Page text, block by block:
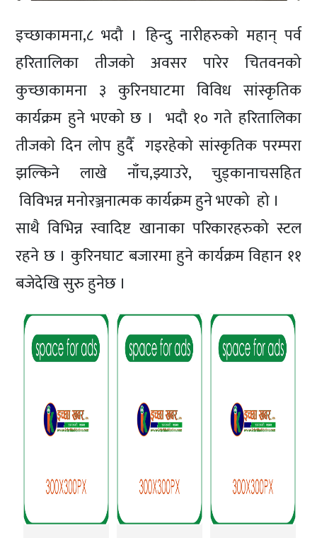
इच्छाकामना,८ भदौ । हिन्दु नारीहरुको महान् पर्व
हरितालिका तीजको अवसर पारेर चितवनको
कुच्छाकामना ३ कुरिनघाटमा विविध सांस्कृतिक
कार्यक्रम हुने भएको छ । भदौ १० गते हरितालिका
तीजको दिन लोप हुदैँ गइरहेको सांस्कृतिक परम्परा
झल्किने लाखे नाँच,झ्याउरे, चुड्कानाचसहित
विविभन्न मनोरञ्जनात्मक कार्यक्रम हुने भएको हो ।
साथै विभिन्न स्वादिष्ट खानाका परिकारहरुको स्टल
रहने छ । कुरिनघाट बजारमा हुने कार्यक्रम विहान ११
बजेदेखि सुरु हुनेछ ।